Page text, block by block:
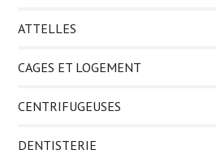
ATTELLES
CAGES ET LOGEMENT
CENTRIFUGEUSES
DENTISTERIE